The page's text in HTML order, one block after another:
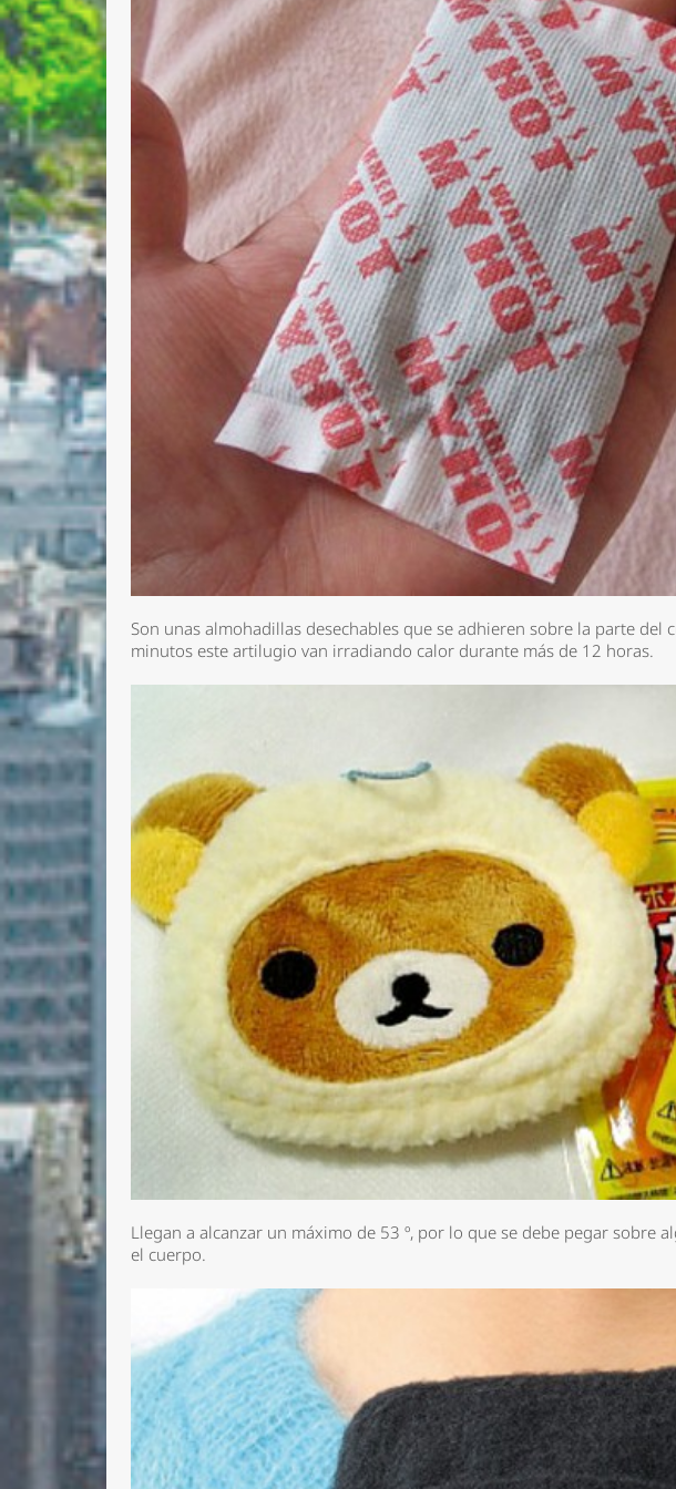
Son unas almohadillas desechables que se adhieren sobre la parte del
minutos este artilugio van irradiando calor durante más de 12 horas.
Llegan a alcanzar un máximo de 53 º, por lo que se debe pegar sobre
el cuerpo.